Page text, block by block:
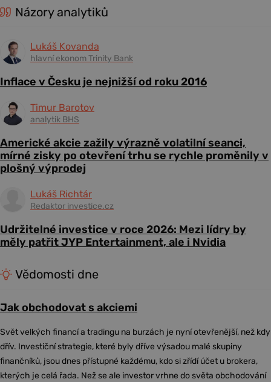
Názory analytiků
Lukáš Kovanda
hlavní ekonom Trinity Bank
Inflace v Česku je nejnižší od roku 2016
Timur Barotov
analytik BHS
Americké akcie zažily výrazně volatilní seanci,
mírné zisky po otevření trhu se rychle proměnily v
plošný výprodej
Lukáš Richtár
Redaktor investice.cz
Udržitelné investice v roce 2026: Mezi lídry by
měly patřit JYP Entertainment, ale i Nvidia
Vědomosti dne
Jak obchodovat s akciemi
Svět velkých financí a tradingu na burzách je nyní otevřenější, než kdy
dřív. Investiční strategie, které byly dříve výsadou malé skupiny
finančníků, jsou dnes přístupné každému, kdo si zřídí účet u brokera,
kterých je celá řada. Než se ale investor vrhne do světa obchodování